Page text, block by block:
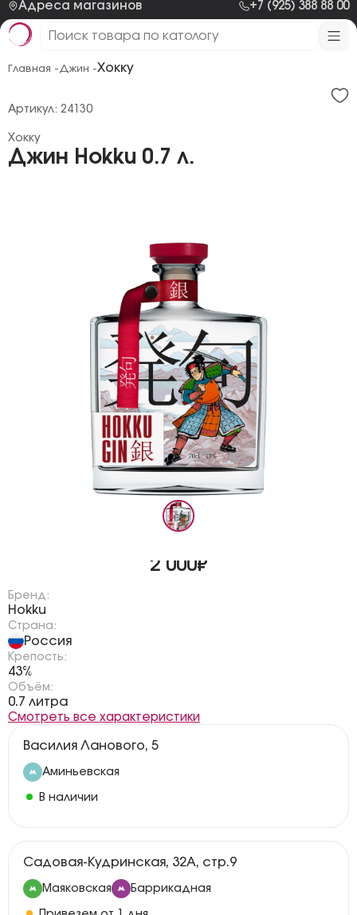
Адреса магазинов +7 (925) 388 88 00
Главная -Джин -Хокку
Джин Hokku 0.7 л.
Хокку
Артикул: 24130
2 000₽
Бренд:
Hokku
Страна:
Россия
Крепость:
43%
Объём:
0.7 литра
Смотреть все характеристики
Василия Ланового, 5
Аминьевская
В наличии
Садовая-Кудринская, 32А, стр.9
Маяковская Баррикадная